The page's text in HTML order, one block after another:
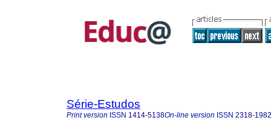
Série-Estudos
Print version ISSN 1414-5138On-line version ISSN 2318-1982